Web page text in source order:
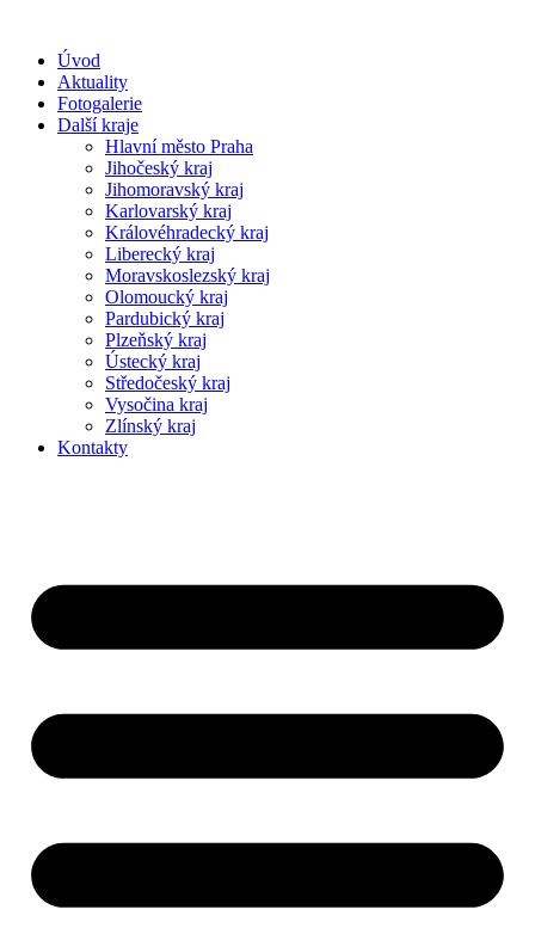
Úvod
Aktuality
Fotogalerie
Další kraje
Hlavní město Praha
Jihočeský kraj
Jihomoravský kraj
Karlovarský kraj
Královéhradecký kraj
Liberecký kraj
Moravskoslezský kraj
Olomoucký kraj
Pardubický kraj
Plzeňský kraj
Ústecký kraj
Středočeský kraj
Vysočina kraj
Zlínský kraj
Kontakty